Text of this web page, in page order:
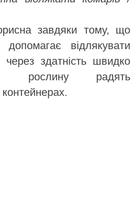
завдяки тому, що
допомагає відлякувати
здатність швидко
рослину радять